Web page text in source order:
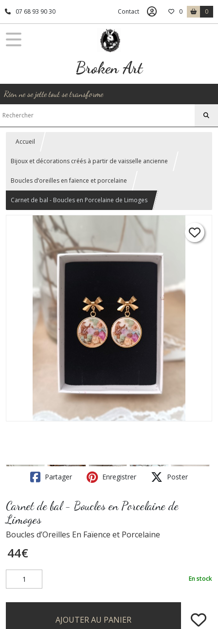
07 68 93 90 30 Contact 0 0
Broken Art
Rien ne se jette tout se transforme
Accueil
Bijoux et décorations créés à partir de vaisselle ancienne
Boucles d’oreilles en faïence et porcelaine
Carnet de bal - Boucles en Porcelaine de Limoges
Partager Enregistrer Poster
Carnet de bal - Boucles en Porcelaine de
Limoges
Boucles d’Oreilles En Faïence et Porcelaine
44€
En stock
AJOUTER AU PANIER